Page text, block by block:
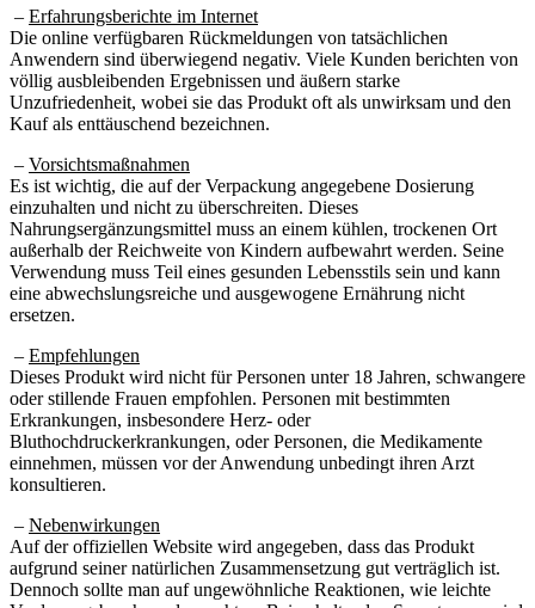
Die online verfügbaren Rückmeldungen von tatsächlichen
Anwendern sind überwiegend negativ. Viele Kunden berichten von
völlig ausbleibenden Ergebnissen und äußern starke
Unzufriedenheit, wobei sie das Produkt oft als unwirksam und den
Kauf als enttäuschend bezeichnen.
Es ist wichtig, die auf der Verpackung angegebene Dosierung
einzuhalten und nicht zu überschreiten. Dieses
Nahrungsergänzungsmittel muss an einem kühlen, trockenen Ort
außerhalb der Reichweite von Kindern aufbewahrt werden. Seine
Verwendung muss Teil eines gesunden Lebensstils sein und kann
eine abwechslungsreiche und ausgewogene Ernährung nicht
ersetzen.
Dieses Produkt wird nicht für Personen unter 18 Jahren, schwangere
oder stillende Frauen empfohlen. Personen mit bestimmten
Erkrankungen, insbesondere Herz- oder
Bluthochdruckerkrankungen, oder Personen, die Medikamente
einnehmen, müssen vor der Anwendung unbedingt ihren Arzt
konsultieren.
Auf der offiziellen Website wird angegeben, dass das Produkt
aufgrund seiner natürlichen Zusammensetzung gut verträglich ist.
Dennoch sollte man auf ungewöhnliche Reaktionen, wie leichte
Verdauungsbeschwerden, achten. Bei anhaltenden Symptomen wird